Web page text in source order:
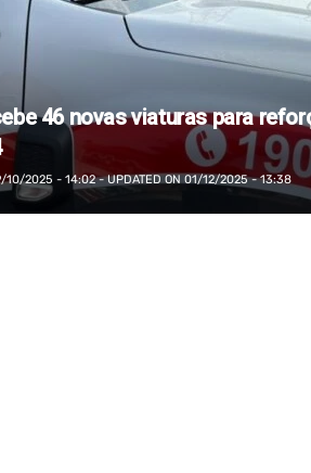
46 novas viaturas para
2025 - 14:02 - UPDATED ON 01/12/2025 - 13:38